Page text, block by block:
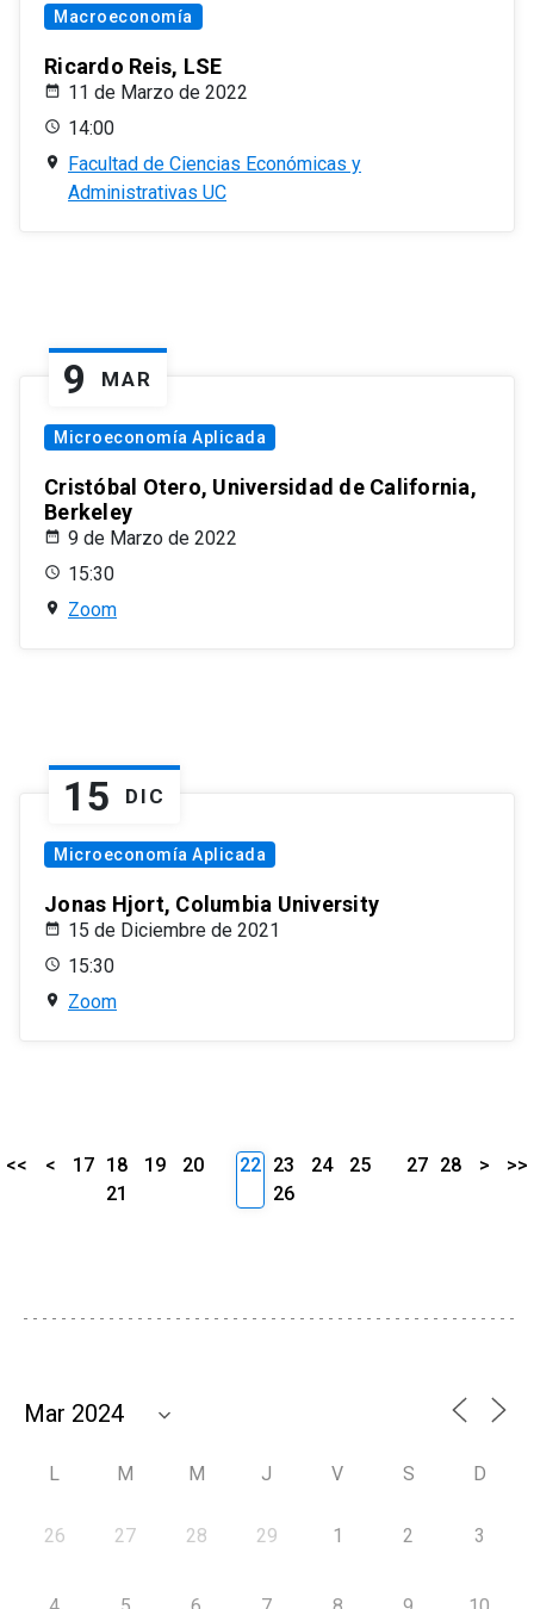
Macroeconomía
Ricardo Reis, LSE
11 de Marzo de 2022
14:00
Facultad de Ciencias Económicas y
Administrativas UC
9 MAR
Microeconomía Aplicada
Cristóbal Otero, Universidad de California,
Berkeley
9 de Marzo de 2022
15:30
Zoom
15 DIC
Microeconomía Aplicada
Jonas Hjort, Columbia University
15 de Diciembre de 2021
15:30
Zoom
<< < 17 18 19
20
21
22 23 24
25
26
27 28 > >>
L M M J V S D
26 27 28 29 1 2 3